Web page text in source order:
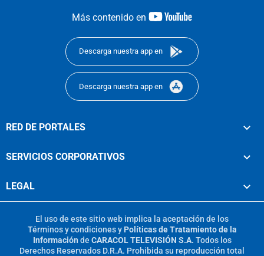
Más contenido en
youtube-
Descarga nuestra app en
Descarga nuestra app en
RED DE PORTALES
SERVICIOS CORPORATIVOS
LEGAL
El uso de este sitio web implica la aceptación de los
Términos y condicionesy Políticas de Tratamiento de la
Información de CARACOL TELEVISIÓN S.A. Todos los
Derechos Reservados D.R.A. Prohibida su reproducción total